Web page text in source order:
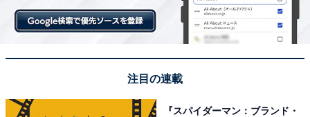
地元食材を贅沢に使った料理長こだわりの会席料理
が美味しい
が魅力
注目の連載
『スパイダーマン：ブランド・